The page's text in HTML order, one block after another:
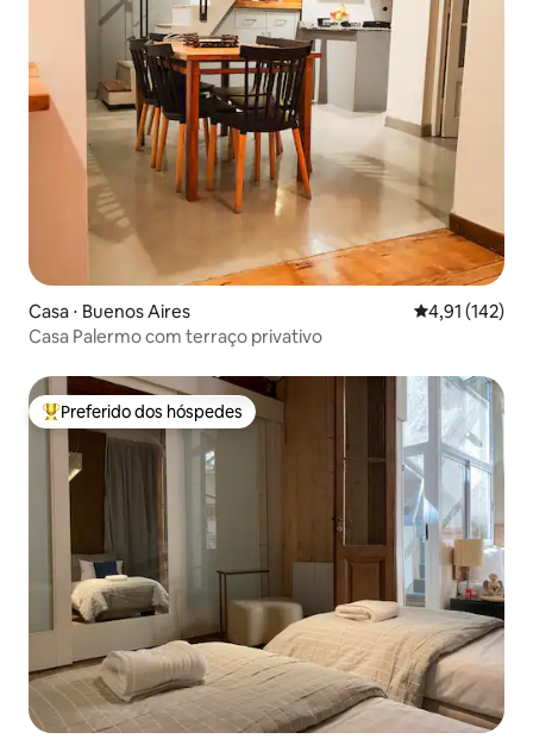
Casa ⋅ Buenos Aires 4,91 de uma
4,91 (142)
Casa Palermo com terraço privativo
Entre os melhores preferidos dos hóspedes
Preferido dos hóspedes